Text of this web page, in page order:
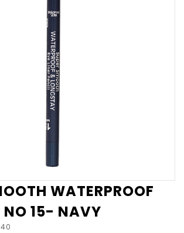
WATERPROOF
NO 15- NAVY